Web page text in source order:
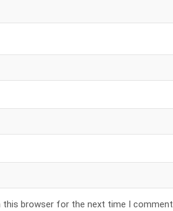
this browser for the next time I comment.